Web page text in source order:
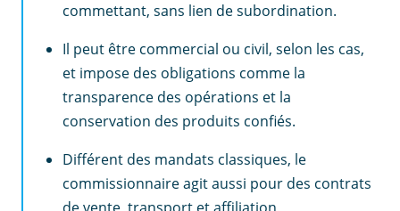
commettant, sans lien de subordination.
Il peut être commercial ou civil, selon les cas,
et impose des obligations comme la
transparence des opérations et la
conservation des produits confiés.
Différent des mandats classiques, le
commissionnaire agit aussi pour des contrats